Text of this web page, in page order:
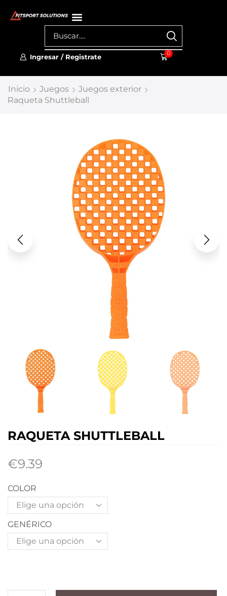
Ingresar / Registrate 0
Inicio Juegos
Juegos exterior
Raqueta Shuttleball
RAQUETA SHUTTLEBALL
€9.39
COLOR
GENÉRICO